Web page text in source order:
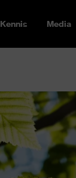
Kennis Media